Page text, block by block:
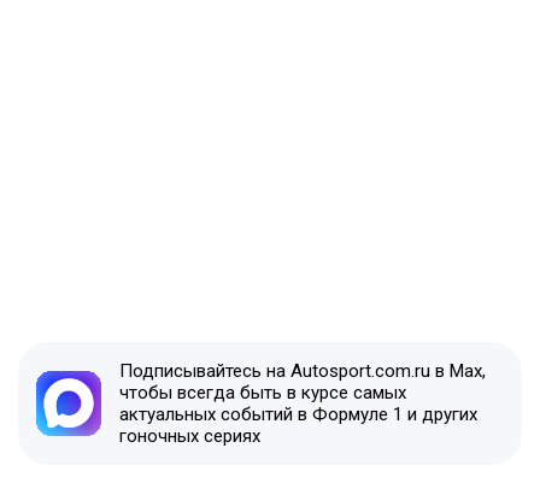
Подписывайтесь на Autosport.com.ru в Max,
чтобы всегда быть в курсе самых
актуальных событий в Формуле 1 и других
гоночных сериях